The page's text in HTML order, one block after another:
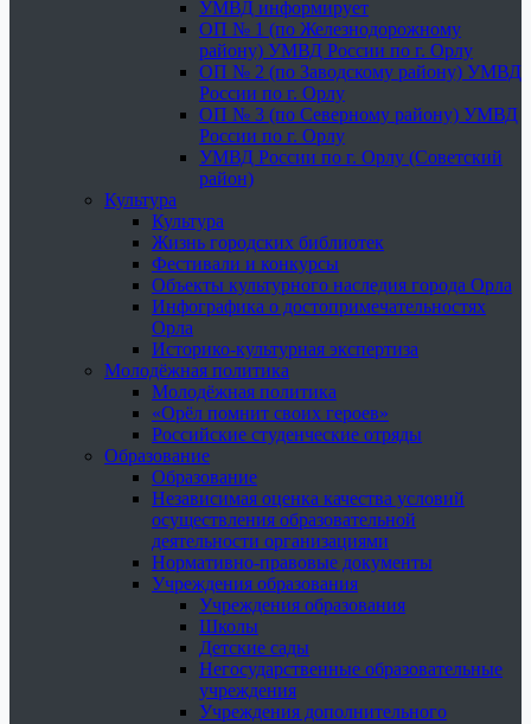
УМВД информирует
ОП № 1 (по Железнодорожному
району) УМВД России по г. Орлу
ОП № 2 (по Заводскому району) УМВД
России по г. Орлу
ОП № 3 (по Северному району) УМВД
России по г. Орлу
УМВД России по г. Орлу (Советский
район)
Культура
Культура
Жизнь городских библиотек
Фестивали и конкурсы
Объекты культурного наследия города Орла
Инфографика о достопримечательностях
Орла
Историко-культурная экспертиза
Молодёжная политика
Молодёжная политика
«Орёл помнит своих героев»
Российские студенческие отряды
Образование
Образование
Независимая оценка качества условий
осуществления образовательной
деятельности организациями
Нормативно-правовые документы
Учреждения образования
Учреждения образования
Школы
Детские сады
Негосударственные образовательные
учреждения
Учреждения дополнительного